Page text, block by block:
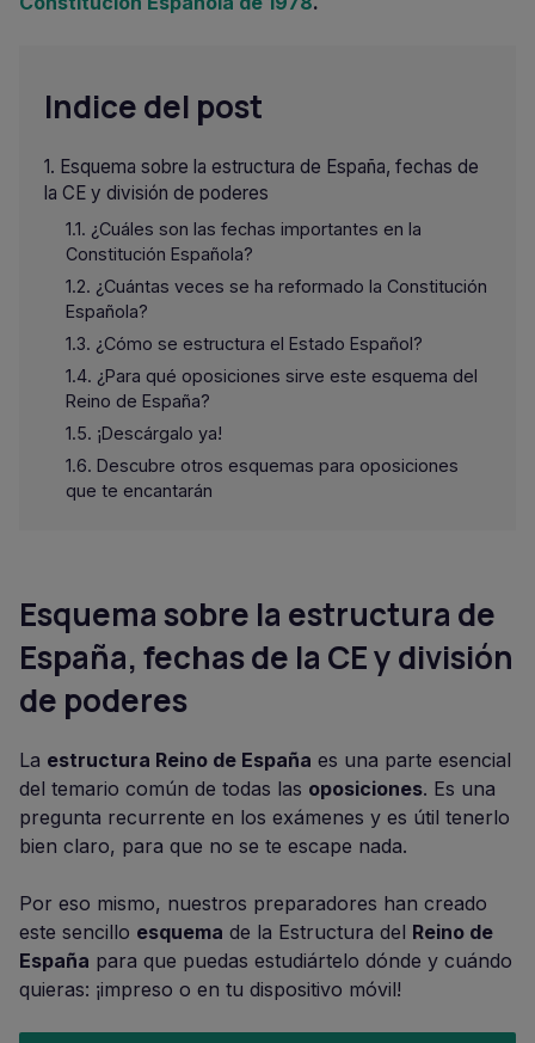
Indice del post
Esquema sobre la estructura de España, fechas de
la CE y división de poderes
¿Cuáles son las fechas importantes en la
Constitución Española?
¿Cuántas veces se ha reformado la Constitución
Española?
¿Cómo se estructura el Estado Español?
¿Para qué oposiciones sirve este esquema del
Reino de España?
¡Descárgalo ya!
Descubre otros esquemas para oposiciones
que te encantarán
Esquema sobre la estructura de
España, fechas de la CE y división
de poderes
La estructura Reino de España es una parte esencial
del temario común de todas las oposiciones. Es una
pregunta recurrente en los exámenes y es útil tenerlo
bien claro, para que no se te escape nada.
Por eso mismo, nuestros preparadores han creado
este sencillo esquema de la Estructura del Reino de
España para que puedas estudiártelo dónde y cuándo
quieras: ¡impreso o en tu dispositivo móvil!